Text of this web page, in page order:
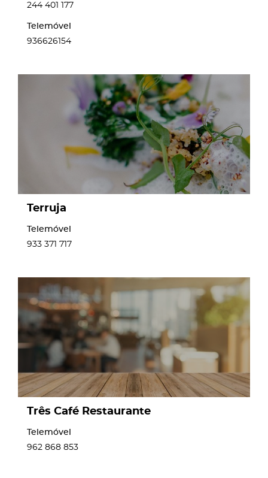
244 401 177
Telemóvel
936626154
Terruja
Telemóvel
933 371 717
page
Três Café Restaurante
Telemóvel
962 868 853